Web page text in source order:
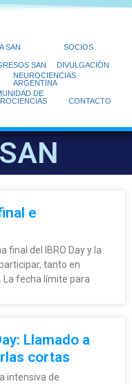
SAN SOCIOS
SAN
DIVULGACIÓN
NEUROCIENCIAS
ARGENTINA
DE
CONTACTO
e
final del IBRO Day y la
tanto en
fecha límite para
Llamado a
cortas
intensiva de